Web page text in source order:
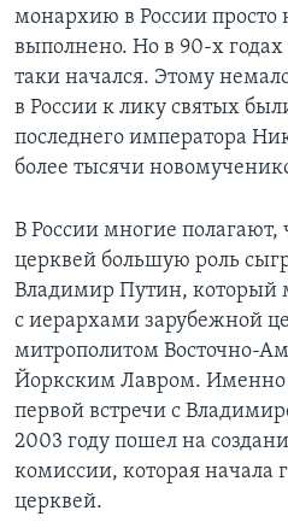
монархию в России просто
выполнено. Но в 90-х
таки начался. Этому
в России к лику святых
последнего императора
более тысячи
В России многие полагают,
церквей большую роль
Владимир Путин, который
с иерархами зарубежной
митрополитом Восточно-
Йоркским Лавром. Именно
первой встречи с
2003 году пошел на
комиссии, которая начала
церквей.